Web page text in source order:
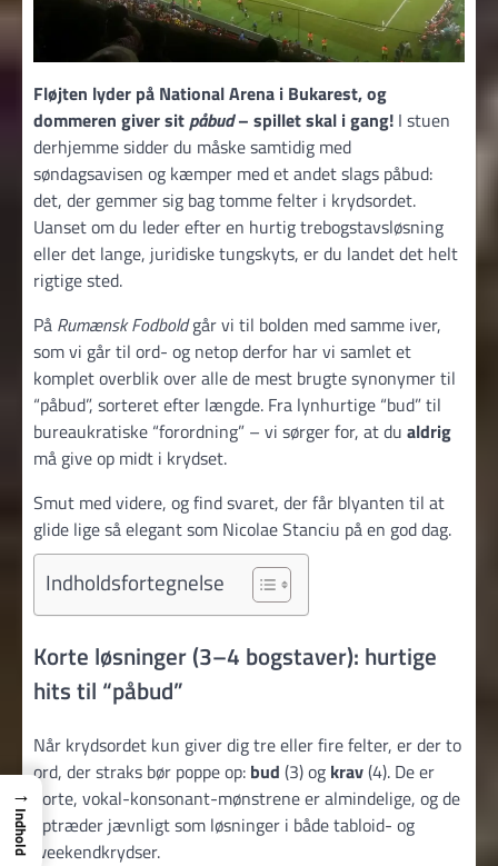
Fløjten lyder på National Arena i Bukarest, og
dommeren giver sitpåbud– spillet skal i gang! I stuen
derhjemme sidder du måske samtidig med
søndagsavisen og kæmper med et andet slags påbud:
det, der gemmer sig bag tomme felter i krydsordet.
Uanset om du leder efter en hurtig trebogstavsløsning
eller det lange, juridiske tungskyts, er du landet det helt
rigtige sted.
På Rumænsk Fodboldgår vi til bolden med samme iver,
som vi går til ord- og netop derfor har vi samlet et
komplet overblik over alle de mest brugte synonymer til
“påbud”, sorteret efter længde. Fra lynhurtige “bud” til
bureaukratiske “forordning” – vi sørger for, at du aldrig
må give op midt i krydset.
Smut med videre, og find svaret, der får blyanten til at
glide lige så elegant som Nicolae Stanciu på en god dag.
Indholdsfortegnelse
Korte løsninger (3–4 bogstaver): hurtige
hits til “påbud”
Når krydsordet kun giver dig tre eller fire felter, er der to
ord, der straks bør poppe op: bud (3) og krav(4). De er
korte, vokal-konsonant-mønstrene er almindelige, og de
optræder jævnligt som løsninger i både tabloid- og
weekendkrydser.
→
Indhold